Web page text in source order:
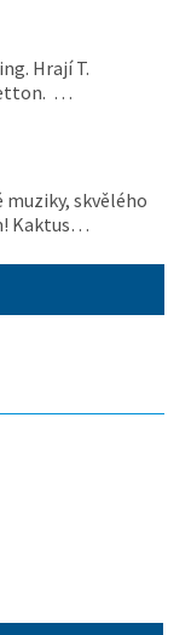
Hrají T.
…
muziky, skvělého
Kaktus…